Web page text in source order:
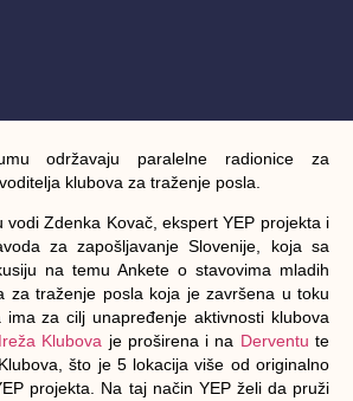
održavaju paralelne radionice za
klubova za traženje posla.
vodi Zdenka Kovač, ekspert YEP projekta i
za zapošljavanje Slovenije, koja sa
na temu Ankete o stavovima mladih
za traženje posla koja je završena u toku
za cilj unapređenje aktivnosti klubova
Klubova je proširena i na Derventute
što je 5 lokacija više od originalno
projekta. Na taj način YEP želi da pruži